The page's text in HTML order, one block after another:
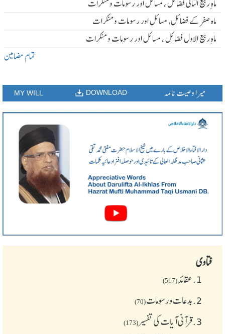
ماہ ِربیع الثانی فضائل ، مسائل اور رسومات و منکرات
ماہ صفر کے فضائل، مسائل اور رسومات و منکرات
ماہ ِربیع الاول فضائل ، مسائل اور رسومات و منکرات
تمام مضامین
MY WILL DOWNLOAD میرا وصیت نامہ
فتاوی
1. عقائد(517)
2. بدعات و رسومات(70)
3. قرآنی آیات کی تفسیر(173)